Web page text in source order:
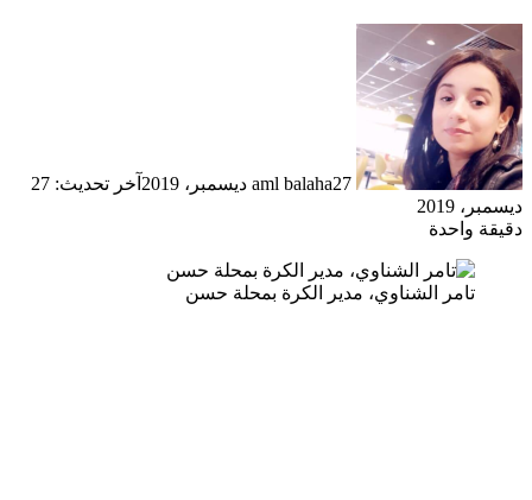
aml balaha27 ديسمبر، 2019
آخر تحديث: 27
ديسمبر، 2019
دقيقة واحدة
تامر الشناوي، مدير الكرة بمحلة حسن